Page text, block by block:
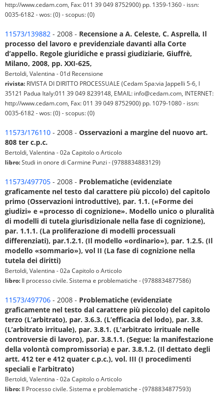
http://www.cedam.com, Fax: 011 39 049 8752900) pp. 1359-1360 - issn:
0035-6182 - wos: (0) - scopus: (0)
11573/139882 - 2008 - Recensione a A. Celeste, C. Asprella, Il
processo del lavoro e previdenziale davanti alla Corte
d’appello. Regole giuridiche e prassi giudiziarie, Giuffrè,
Milano, 2008, pp. XXI-625,
Bertoldi, Valentina - 01d Recensione
rivista: RIVISTA DI DIRITTO PROCESSUALE (Cedam Spa:via Jappelli 5-6, I
35121 Padua Italy:011 39 049 8239148, EMAIL: info@cedam.com, INTERNET:
http://www.cedam.com, Fax: 011 39 049 8752900) pp. 1079-1080 - issn:
0035-6182 - wos: (0) - scopus: (0)
11573/176110 - 2008 - Osservazioni a margine del nuovo art.
808 ter c.p.c.
Bertoldi, Valentina - 02a Capitolo o Articolo
libro:Studi in onore di Carmine Punzi - (9788834883129)
11573/497705 - 2008 - Problematiche (evidenziate
graficamente nel testo dal carattere più piccolo) del capitolo
primo (Osservazioni introduttive), par. 1.1. («Forme dei
giudizi» e «processo di cognizione». Modello unico o pluralità
di modelli di tutela giurisdizionale nella fase di cognizione),
par. 1.1.1. (La proliferazione di modelli processuali
differenziati), par.1.2.1. (Il modello «ordinario»), par. 1.2.5. (Il
modello «sommario»), vol II (La fase di cognizione nella
tutela dei diritti)
Bertoldi, Valentina - 02a Capitolo o Articolo
libro: Il processo civile. Sistema e problematiche - (9788834877586)
11573/497706 - 2008 - Problematiche (evidenziate
graficamente nel testo dal carattere più piccolo) del capitolo
terzo (L’arbitrato), par. 3.6.3. (L’efficacia del lodo), par. 3.8.
(L’arbitrato irrituale), par. 3.8.1. (L'arbitrato irrituale nelle
controversie di lavoro), par. 3.8.1.1. (Segue: la manifestazione
della volontà compromissoria) e par. 3.8.1.2. (Il dettato degli
artt. 412 ter e 412 quater c.p.c.), vol. III (I procedimenti
speciali e l’arbitrato)
Bertoldi, Valentina - 02a Capitolo o Articolo
libro: Il Processo civile. Sistema e problematiche - (9788834877593)